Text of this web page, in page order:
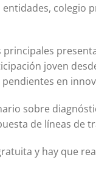
colegio
joven
en
sobre
de líneas de
y hay que